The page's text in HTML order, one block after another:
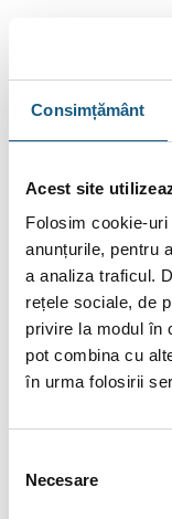
Consimțământ
Acest site
Folosim cookie-
anunțurile, pentru
a analiza traficul.
rețele sociale, de
privire la modul în
pot combina cu
în urma folosirii
consimțământului
Necesare
Reg. Com: J22/2151/
LINKURI UTILE
Despre noi
Formular Cerere
Produse pe
Modalități de plată
Retragere din
Asistență clienți